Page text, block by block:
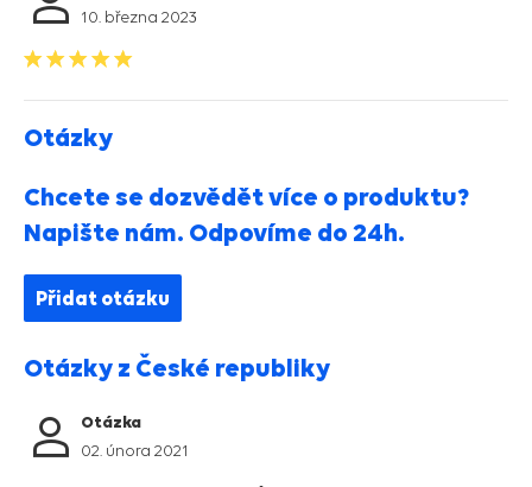
10. března 2023
Otázky
Chcete se dozvědět více o produktu?
Napište nám. Odpovíme do 24h.
Přidat otázku
Otázky z České republiky
Otázka
02. února 2021